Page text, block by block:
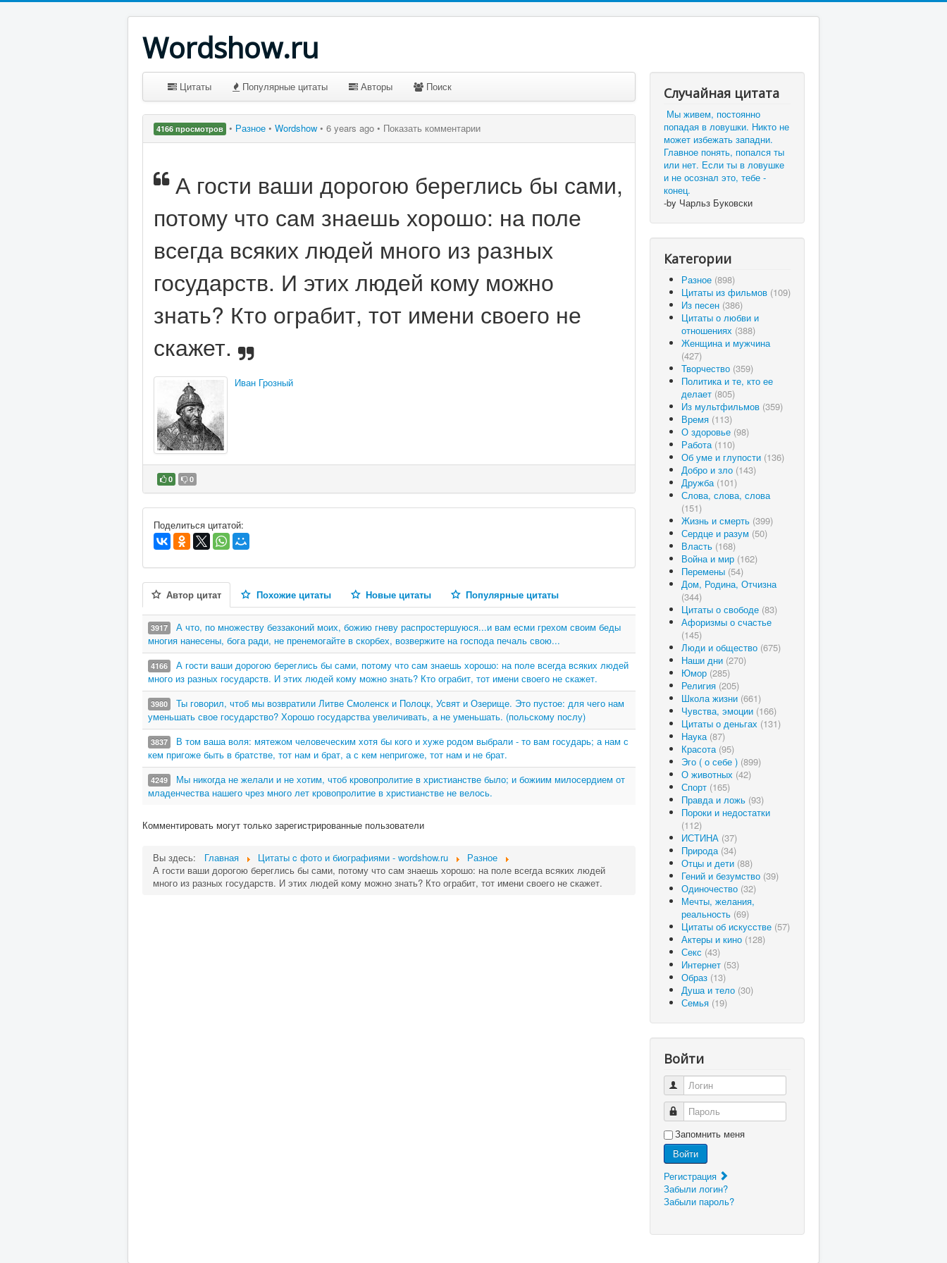
Wordshow.ru
Цитаты Популярные цитаты Авторы Поиск
4166 просмотров • Разное • Wordshow • 6 years ago • Показать комментарии
А гости ваши дорогою береглись бы сами,
потому что сам знаешь хорошо: на поле
всегда всяких людей много из разных
государств. И этих людей кому можно
знать? Кто ограбит, тот имени своего не
скажет.
Иван Грозный
0 0
В избранное
Поделиться цитатой:
Автор цитат Похожие цитаты Новые цитаты Популярные цитаты
3917
А что, по множеству беззаконий моих, божию гневу распростершуюся...и вам есми грехом своим беды
многия нанесены, бога ради, не пренемогайте в скорбех, возвержите на господа печаль свою...
4166
А гости ваши дорогою береглись бы сами, потому что сам знаешь хорошо: на поле всегда всяких людей
много из разных государств. И этих людей кому можно знать? Кто ограбит, тот имени своего не скажет.
3980
Ты говорил, чтоб мы возвратили Литве Смоленск и Полоцк, Усвят и Озерище. Это пустое: для чего нам
уменьшать свое государство? Хорошо государства увеличивать, а не уменьшать. (польскому послу)
3837
В том ваша воля: мятежом человеческим хотя бы кого и хуже родом выбрали - то вам государь; а нам с
кем пригоже быть в братстве, тот нам и брат, а с кем непригоже, тот нам и не брат.
4249
Мы никогда не желали и не хотим, чтоб кровопролитие в христианстве было; и божиим милосердием от
младенчества нашего чрез много лет кровопролитие в христианстве не велось.
Комментировать могут только зарегистрированные пользователи
Вы здесь: Главная Цитаты c фото и биографиями - wordshow.ru
Разное
А гости ваши дорогою береглись бы сами, потому что сам знаешь хорошо: на поле всегда всяких людей
много из разных государств. И этих людей кому можно знать? Кто ограбит, тот имени своего не скажет.
Случайная цитата
Мы живем, постоянно
попадая в ловушки. Никто не
может избежать западни.
Главное понять, попался ты
или нет. Если ты в ловушке
и не осознал это, тебе -
конец.
-by Чарльз Буковски
Категории
Разное (898)
Цитаты из фильмов (109)
Из песен (386)
Цитаты о любви и
отношениях (388)
Женщина и мужчина
(427)
Творчество (359)
Политика и те, кто ее
делает (805)
Из мультфильмов (359)
Время (113)
О здоровье (98)
Работа (110)
Об уме и глупости (136)
Добро и зло (143)
Дружба (101)
Слова, слова, слова
(151)
Жизнь и смерть (399)
Сердце и разум (50)
Власть (168)
Война и мир (162)
Перемены (54)
Дом, Родина, Отчизна
(344)
Цитаты о свободе (83)
Афоризмы о счастье
(145)
Люди и общество (675)
Наши дни (270)
Юмор (285)
Религия (205)
Школа жизни (661)
Чувства, эмоции (166)
Цитаты о деньгах (131)
Наука (87)
Красота (95)
Эго ( о себе ) (899)
О животных (42)
Спорт (165)
Правда и ложь (93)
Пороки и недостатки
(112)
ИСТИНА (37)
Природа (34)
Отцы и дети (88)
Гений и безумство (39)
Одиночество (32)
Мечты, желания,
реальность (69)
Цитаты об искусстве (57)
Актеры и кино (128)
Секс (43)
Интернет (53)
Образ (13)
Душа и тело (30)
Семья (19)
Войти
Логин
Пароль
Запомнить меня
Войти
Регистрация
Забыли логин?
Забыли пароль?